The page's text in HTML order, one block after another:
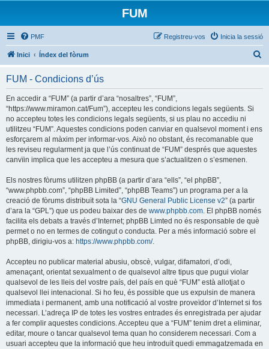
FUM
PMF Inicia la sessió
Registreu-vos
Inici Índex del fòrum
FUM - Condicions d’ús
En accedir a “FUM” (a partir d’ara “nosaltres”, “FUM”,
“https://www.miramon.cat/Fum”), accepteu les condicions legals següents. Si
no accepteu totes les condicions legals següents, si us plau no accediu ni
utilitzeu “FUM”. Aquestes condicions poden canviar en qualsevol moment i ens
esforçarem al màxim per informar-vos. Això no obstant, és recomanable que
les reviseu regularment ja que l’ús continuat de “FUM” després que aquestes
canvïin implica que les accepteu a mesura que s’actualitzen o s’esmenen.
Els nostres fòrums utilitzen phpBB (a partir d’ara “ells”, “el phpBB”,
“www.phpbb.com”, “phpBB Limited”, “phpBB Teams”) un programa per a la
creació de fòrums distribuït sota la “GNU General Public License v2” (a partir
d’ara la “GPL”) que us podeu baixar des de www.phpbb.com. El phpBB només
facilita els debats a través d’Internet; phpBB Limted no és responsable de què
permet o no en termes de cotingut o conducta. Per a més informació sobre el
phpBB, dirigiu-vos a: https://www.phpbb.com/.
Accepteu no publicar material abusiu, obscè, vulgar, difamatori, d’odi,
amenaçant, orientat sexualment o de qualsevol altre tipus que pugui violar
qualsevol de les lleis del vostre país, del país en què “FUM” està allotjat o
qualsevol llei intenacional. Si ho feu, és possible que us expulsin de manera
immediata i permanent, amb una notificació al vostre proveïdor d’Internet si fos
necessari. L’adreça IP de totes les vostres entrades és enregistrada per ajudar
a fer complir aquestes condicions. Accepteu que a “FUM” tenim dret a eliminar,
editar, moure o tancar qualsevol tema quan ho considerem necessari. Com a
usuari accepteu que la informació que heu introduït quedi emmagatzemada en